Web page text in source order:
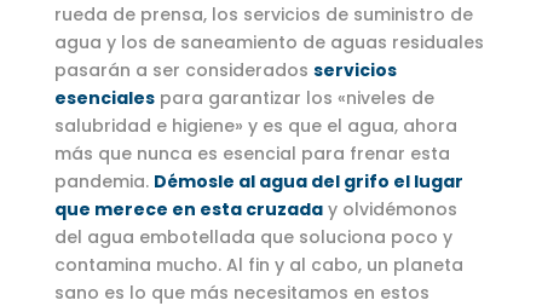
rueda de prensa, los servicios de suministro de
agua y los de saneamiento de aguas residuales
pasarán a ser considerados servicios
esenciales para garantizar los «niveles de
salubridad e higiene» y es que el agua, ahora
más que nunca es esencial para frenar esta
pandemia. Démosle al agua del grifo el lugar
que merece en esta cruzaday olvidémonos
del agua embotellada que soluciona poco y
contamina mucho. Al fin y al cabo, un planeta
sano es lo que más necesitamos en estos